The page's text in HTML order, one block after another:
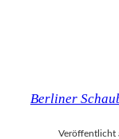
Berliner
Veröffentlicht